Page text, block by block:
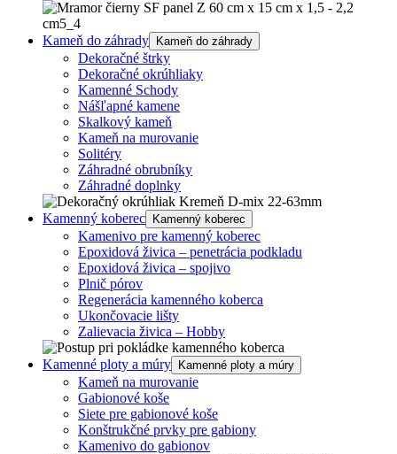
Kameň do záhrady Kameň do záhrady
Dekoračné štrky
Dekoračné okrúhliaky
Kamenné Schody
Nášľapné kamene
Skalkový kameň
Kameň na murovanie
Solitéry
Záhradné obrubníky
Záhradné doplnky
Kamenný koberec Kamenný koberec
Kamenivo pre kamenný koberec
Epoxidová živica – penetrácia podkladu
Epoxidová živica – spojivo
Plnič pórov
Regenerácia kamenného koberca
Ukončovacie lišty
Zalievacia živica – Hobby
Kamenné ploty a múry Kamenné ploty a múry
Kameň na murovanie
Gabionové koše
Siete pre gabionové koše
Konštrukčné prvky pre gabiony
Kamenivo do gabionov